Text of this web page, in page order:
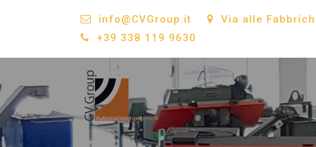
info@CVGroup.it
Via alle
+39 338 119 9630